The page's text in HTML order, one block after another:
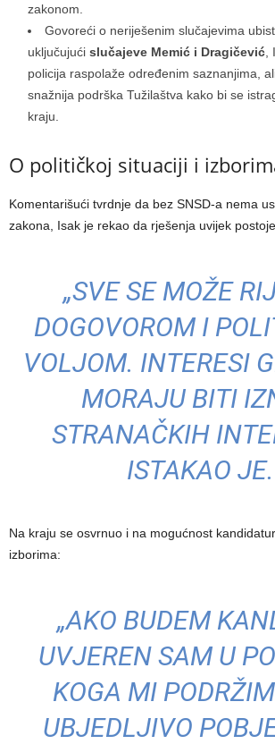
zakonom.
Govoreći o neriješenim slučajevima
uključujući slučajeve Memić i Dragičević
policija raspolaže određenim saznanjima,
snažnija podrška Tužilaštva kako bi se
kraju.
O političkoj situaciji i
Komentarišući tvrdnje da bez SNSD-a nema
zakona, Isak je rekao da rješenja uvijek
„SVE SE MOŽE
DOGOVOROM I
VOLJOM. INTERESI
MORAJU BITI
STRANAČKIH
ISTAKAO JE.
Na kraju se osvrnuo i na mogućnost
izborima:
„AKO BUDEM
UVJEREN SAM U
KOGA MI
UBJEDLJIVO